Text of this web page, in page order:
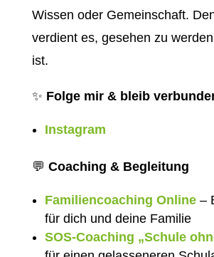
Wissen oder Gemeinschaft.
verdient es, gesehen zu
ist.
✨ Folge mir & bleib
Instagram
💬 Coaching & Begleitung
Familiencoaching Online–
für dich und deine Familie
SOS-Coaching „Schule